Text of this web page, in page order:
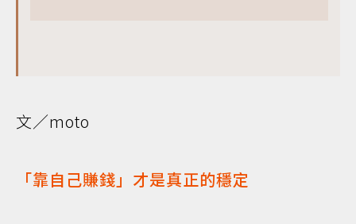
文／moto
「靠自己賺錢」才是真正的穩定